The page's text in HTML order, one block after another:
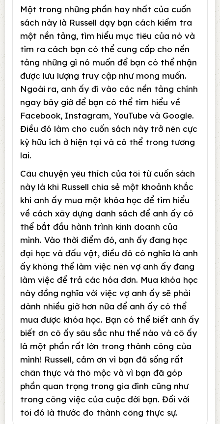
Một trong những phần hay nhất của cuốn
sách này là Russell dạy bạn cách kiểm tra
một nền tảng, tìm hiểu mục tiêu của nó và
tìm ra cách bạn có thể cung cấp cho nền
tảng những gì nó muốn để bạn có thể nhận
được lưu lượng truy cập như mong muốn.
Ngoài ra, anh ấy đi vào các nền tảng chính
ngay bây giờ để bạn có thể tìm hiểu về
Facebook, Instagram, YouTube và Google.
Điều đó làm cho cuốn sách này trở nên cực
kỳ hữu ích ở hiện tại và có thể trong tương
lai.
Câu chuyện yêu thích của tôi từ cuốn sách
này là khi Russell chia sẻ một khoảnh khắc
khi anh ấy mua một khóa học để tìm hiểu
về cách xây dựng danh sách để anh ấy có
thể bắt đầu hành trình kinh doanh của
mình. Vào thời điểm đó, anh ấy đang học
đại học và đấu vật, điều đó có nghĩa là anh
ấy không thể làm việc nên vợ anh ấy đang
làm việc để trả các hóa đơn. Mua khóa học
này đồng nghĩa với việc vợ anh ấy sẽ phải
dành nhiều giờ hơn nữa để anh ấy có thể
mua được khóa học. Bạn có thể biết anh ấy
biết ơn cô ấy sâu sắc như thế nào và cô ấy
là một phần rất lớn trong thành công của
mình! Russell, cảm ơn vì bạn đã sống rất
chân thực và thô mộc và vì bạn đã góp
phần quan trọng trong gia đình cũng như
trong công việc của cuộc đời bạn. Đối với
tôi đó là thước đo thành công thực sự.